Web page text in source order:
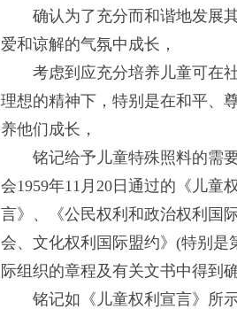
确认为了充分而和谐地发展其
爱和谅解的气氛中成长，
考虑到应充分培养儿童可在社
理想的精神下，特别是在和平、
养他们成长，
铭记给予儿童特殊照料的需要
会1959年11月20日通过的《儿童
言》、《公民权利和政治权利国
会、文化权利国际盟约》(特别是
际组织的章程及有关文书中得到
铭记如《儿童权利宣言》所示